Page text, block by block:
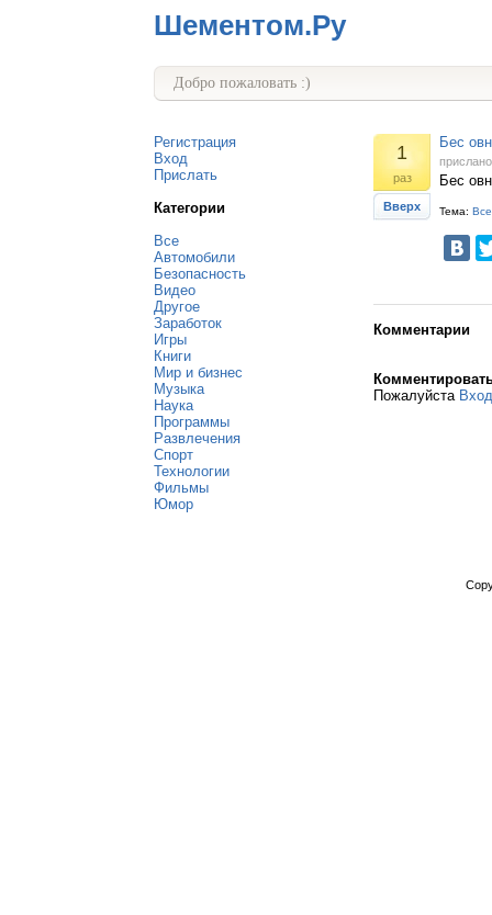
Шементом.Ру
Добро пожаловать :)
Регистрация
Вход
Прислать
Категории
Все
Автомобили
Безопасность
Видео
Другое
Заработок
Игры
Книги
Мир и бизнес
Музыка
Наука
Программы
Развлечения
Спорт
Технологии
Фильмы
Юмор
1
раз
Вверх
Бес
Бес
Тема: Все
Комментарии
Пожалуйста Вход